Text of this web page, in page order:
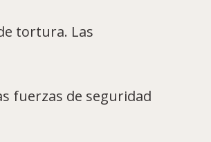
tortura. Las
fuerzas de seguridad